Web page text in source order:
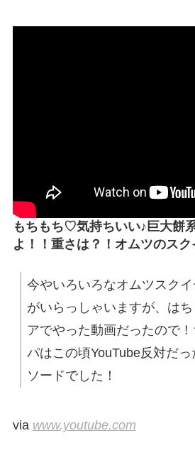
もちもち♡気持ちいい♪巨大餅
よ！！重さは？！オムツのスク
今やいろいろなオムツスク
がいらっしゃいますが、は
アでやった動画だったので
パはこの頃YouTube反対だ
ソードでした！
via www.youtube.com